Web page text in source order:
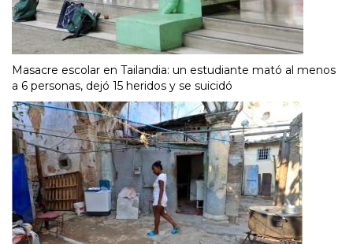
Masacre escolar en Tailandia: un estudiante mató al menos
a 6 personas, dejó 15 heridos y se suicidó